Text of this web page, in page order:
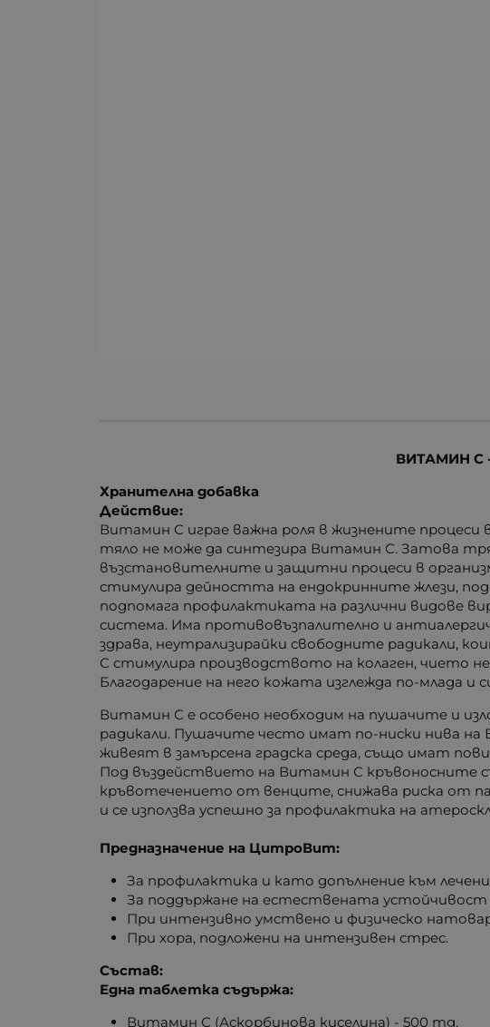
ВИТАМИН C
Хранителна добавка
Действие:
Витамин С играе важна роля в жизнените
тяло не може да синтезира Витамин С. Затова
възстановителните и защитни процеси в
стимулира дейността на ендокринните жлези,
подпомага профилактиката на различни видове
система. Има противовъзпалително и
здрава, неутрализирайки свободните радикали,
С стимулира производството на колаген, чието
Благодарение на него кожата изглежда по-млада и
Витамин С е особено необходим на пушачите и
радикали. Пушачите често имат по-ниски нива
живеят в замърсена градска среда, също имат
Под въздействието на Витамин С кръвоносните
кръвотечението от венците, снижава риска от
и се използва успешно за профилактика на
Предназначение на ЦитроВит:
За профилактика и като допълнение към
За поддържане на естествената устойчивост
При интензивно умствено и физическо
При хора, подложени на интензивен стрес.
Състав:
Една таблетка съдържа:
Витамин С (Аскорбинова киселина) - 500 mg.